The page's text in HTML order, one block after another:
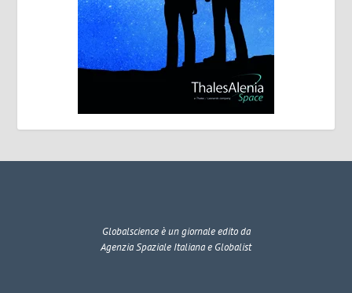
Globalscienceè un giornale edito da
Agenzia Spaziale Italiana e Globalist